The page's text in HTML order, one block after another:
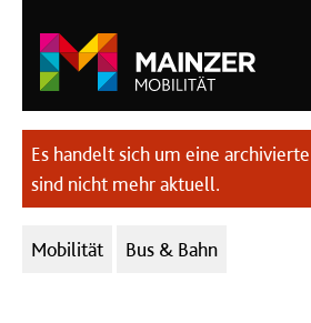
Es handelt sich um eine
sind nicht mehr aktuell.
Kategorien:
Mobilität
Bus & Bahn